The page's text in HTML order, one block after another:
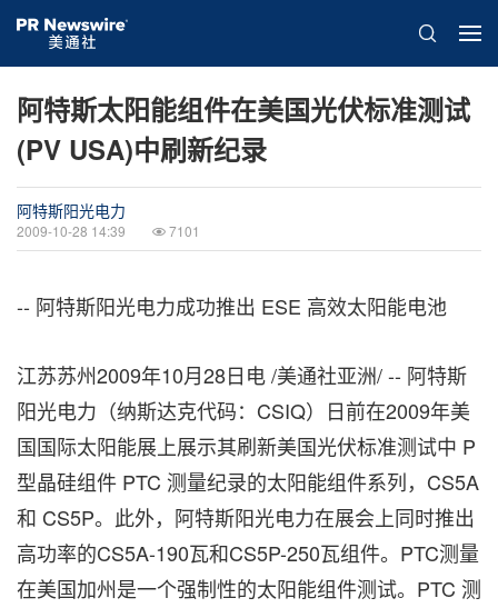
阿特斯太阳能组件在美国光伏标准测试
(PV USA)中刷新纪录
阿特斯阳光电力
2009-10-28 14:39 7101
-- 阿特斯阳光电力成功推出 ESE 高效太阳能电池
江苏苏州2009年10月28日电 /美通社亚洲/ -- 阿特斯
阳光电力（纳斯达克代码：CSIQ）日前在2009年美
国国际太阳能展上展示其刷新美国光伏标准测试中 P
型晶硅组件 PTC 测量纪录的太阳能组件系列，CS5A
和 CS5P。此外，阿特斯阳光电力在展会上同时推出
高功率的CS5A-190瓦和CS5P-250瓦组件。PTC测量
在美国加州是一个强制性的太阳能组件测试。PTC 测